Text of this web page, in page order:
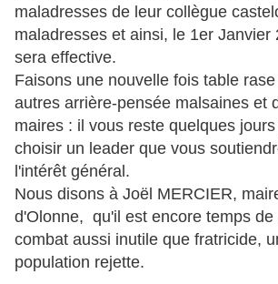
maladresses de leur collègue
maladresses et ainsi, le 1er Janvier
sera effective.
Faisons une nouvelle fois table
autres arrière-pensée malsaines et
maires : il vous reste quelques
choisir un leader que vous
l'intérêt général.
Nous disons à Joël MERCIER,
d'Olonne, qu'il est encore temps de
combat aussi inutile que fratricide,
population rejette.